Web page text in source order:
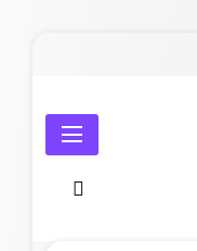
Amicale